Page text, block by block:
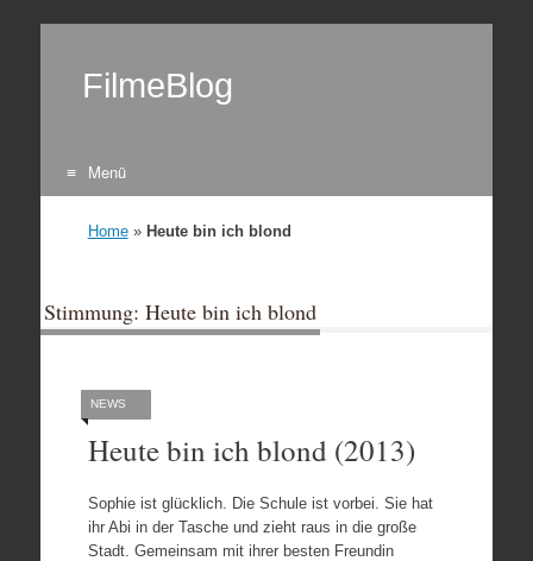
FilmeBlog
Menü
Home» Heute bin ich blond
Stimmung: Heute bin ich blond
NEWS
Heute bin ich blond (2013)
Sophie ist glücklich. Die Schule ist vorbei. Sie hat
ihr Abi in der Tasche und zieht raus in die große
Stadt. Gemeinsam mit ihrer besten Freundin